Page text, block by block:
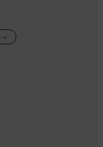
und auch
und außen.
auf Untergrund